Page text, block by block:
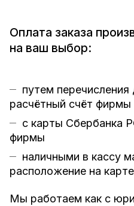
Оплата заказа
на ваш выбор:
путем
расчётный счёт фирмы
с карты Сбербанка
фирмы
наличными в кассу
расположение на карте
Мы работаем как с